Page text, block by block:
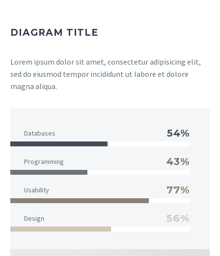
DIAGRAM TITLE
Lorem ipsum dolor sit amet, consectetur adipisicing elit,
sed do eiusmod tempor incididunt ut labore et dolore
magna aliqua.
Databases 54%
Programming 43%
Usability 77%
Design 56%